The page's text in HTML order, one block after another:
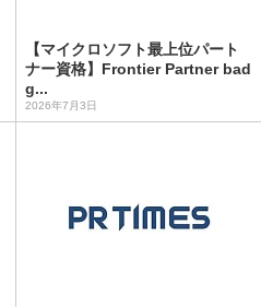
【マイクロソフト最上位パート
ナー資格】Frontier Partner bad
g...
2026年7月3日